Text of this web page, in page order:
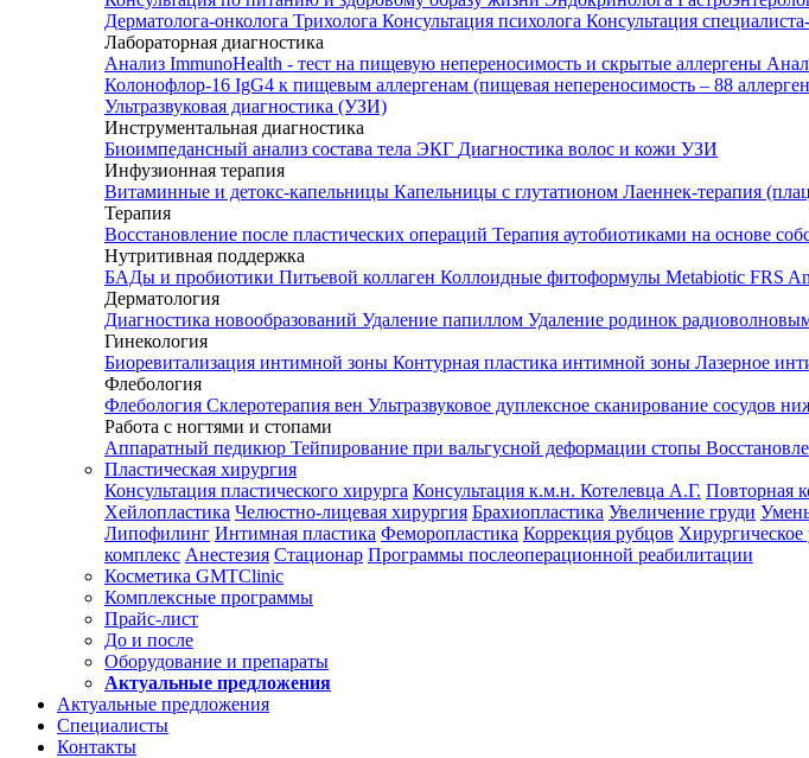
Дерматолога-онколога Трихолога Консультация психолога Консультация
Лабораторная диагностика
Анализ ImmunoHealth - тест на пищевую непереносимость и скрытые аллергены
Колонофлор-16 IgG4 к пищевым аллергенам (пищевая непереносимость – 88
Ультразвуковая диагностика (УЗИ)
Инструментальная диагностика
Биоимпедансный анализ состава тела ЭКГ Диагностика волос и кожи УЗИ
Инфузионная терапия
Витаминные и детокс-капельницы Капельницы с глутатионом Лаеннек-терапия
Терапия
Восстановление после пластических операций Терапия аутобиотиками на основе
Нутритивная поддержка
БАДы и пробиотики Питьевой коллаген Коллоидные фитоформулы Metabiotic FRS
Дерматология
Диагностика новообразований Удаление папиллом Удаление родинок
Гинекология
Биоревитализация интимной зоны Контурная пластика интимной зоны Лазерное
Флебология
Флебология Склеротерапия вен Ультразвуковое дуплексное сканирование сосудов
Работа с ногтями и стопами
Аппаратный педикюр Тейпирование при вальгусной деформации стопы
Пластическая хирургия
Консультация пластического хирурга Консультация к.м.н. Котелевца А.Г. Повторная
Хейлопластика Челюстно-лицевая хирургия Брахиопластика Увеличение груди
Липофилинг Интимная пластика Феморопластика Коррекция рубцов Хирургическое
комплекс Анестезия Стационар Программы послеоперационной реабилитации
Косметика GMTClinic
Комплексные программы
Прайс-лист
До и после
Оборудование и препараты
Актуальные предложения
Актуальные предложения
Специалисты
Контакты